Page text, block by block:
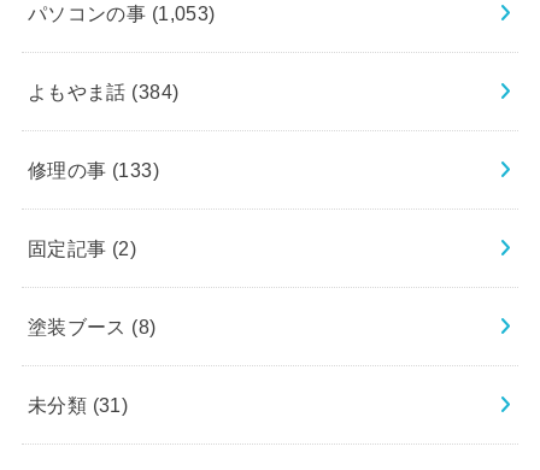
パソコンの事 (1,053)
よもやま話 (384)
修理の事 (133)
固定記事 (2)
塗装ブース (8)
未分類 (31)